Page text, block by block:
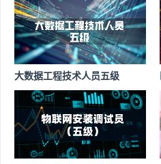
大数据工程技术人员五级